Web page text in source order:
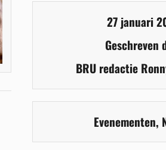
27 januari
Geschreven
BRU redactie
Evenementen,